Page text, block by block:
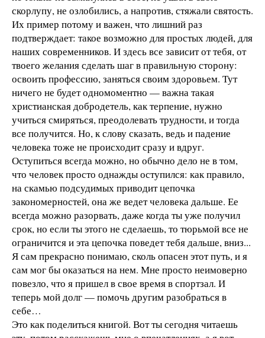
скорлупу, не озлобились, а напротив, стяжали святость.
Их пример потому и важен, что лишний раз
подтверждает: такое возможно для простых людей, для
наших современников. И здесь все зависит от тебя, от
твоего желания сделать шаг в правильную сторону:
освоить профессию, заняться своим здоровьем. Тут
ничего не будет одномоментно — важна такая
христианская добродетель, как терпение, нужно
учиться смиряться, преодолевать трудности, и тогда
все получится. Но, к слову сказать, ведь и падение
человека тоже не происходит сразу и вдруг.
Оступиться всегда можно, но обычно дело не в том,
что человек просто однажды оступился: как правило,
на скамью подсудимых приводит цепочка
закономерностей, она же ведет человека дальше. Ее
всегда можно разорвать, даже когда ты уже получил
срок, но если ты этого не сделаешь, то тюрьмой все не
ограничится и эта цепочка поведет тебя дальше, вниз...
Я сам прекрасно понимаю, сколь опасен этот путь, и я
сам мог бы оказаться на нем. Мне просто неимоверно
повезло, что я пришел в свое время в спортзал. И
теперь мой долг — помочь другим разобраться в
себе…
Это как поделиться книгой. Вот ты сегодня читаешь